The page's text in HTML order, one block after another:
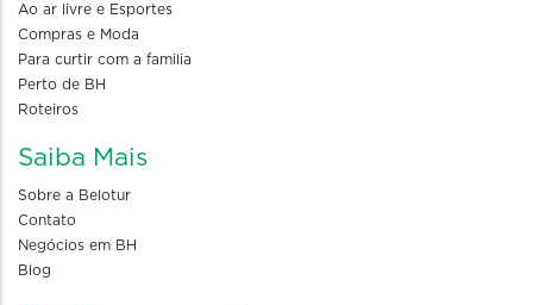
Ao ar livre e Esportes
Compras e Moda
Para curtir com a familia
Perto de BH
Roteiros
Saiba Mais
Sobre a Belotur
Contato
Negócios em BH
Blog